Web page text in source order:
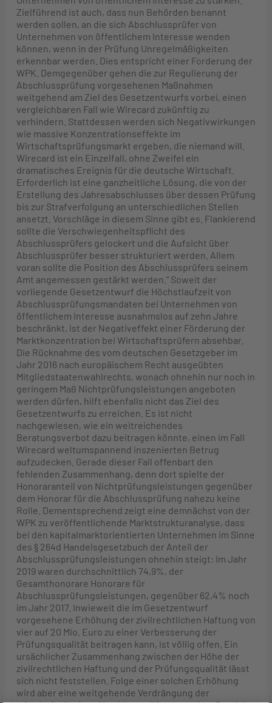
Zielführend ist auch, dass nun Behörden benannt
werden sollen, an die sich Abschlussprüfer von
Unternehmen von öffentlichem Interesse wenden
können, wenn in der Prüfung Unregelmäßigkeiten
erkennbar werden. Dies entspricht einer Forderung der
WPK. Demgegenüber gehen die zur Regulierung der
Abschlussprüfung vorgesehenen Maßnahmen
weitgehend am Ziel des Gesetzentwurfs vorbei, einen
vergleichbaren Fall wie Wirecard zukünftig zu
verhindern. Stattdessen werden sich Negativwirkungen
wie massive Konzentrationseffekte im
Wirtschaftsprüfungsmarkt ergeben, die niemand will.
Wirecard ist ein Einzelfall, ohne Zweifel ein
dramatisches Ereignis für die deutsche Wirtschaft.
Erforderlich ist eine ganzheitliche Lösung, die von der
Erstellung des Jahresabschlusses über dessen Prüfung
bis zur Strafverfolgung an unterschiedlichen Stellen
ansetzt. Vorschläge in diesem Sinne gibt es. Flankierend
sollte die Verschwiegenheitspflicht des
Abschlussprüfers gelockert und die Aufsicht über
Abschlussprüfer besser strukturiert werden. Allem
voran sollte die Position des Abschlussprüfers seinem
Amt angemessen gestärkt werden.“ Soweit der
vorliegende Gesetzentwurf die Höchstlaufzeit von
Abschlussprüfungsmandaten bei Unternehmen von
öffentlichem Interesse ausnahmslos auf zehn Jahre
beschränkt, ist der Negativeffekt einer Förderung der
Marktkonzentration bei Wirtschaftsprüfern absehbar.
Die Rücknahme des vom deutschen Gesetzgeber im
Jahr 2016 nach europäischem Recht ausgeübten
Mitgliedstaatenwahlrechts, wonach ohnehin nur noch in
geringem Maß Nichtprüfungsleistungen angeboten
werden dürfen, hilft ebenfalls nicht das Ziel des
Gesetzentwurfs zu erreichen. Es ist nicht
nachgewiesen, wie ein weitreichendes
Beratungsverbot dazu beitragen könnte, einen im Fall
Wirecard weltumspannend inszenierten Betrug
aufzudecken. Gerade dieser Fall offenbart den
fehlenden Zusammenhang, denn dort spielte der
Honoraranteil von Nichtprüfungsleistungen gegenüber
dem Honorar für die Abschlussprüfung nahezu keine
Rolle. Dementsprechend zeigt eine demnächst von der
WPK zu veröffentlichende Marktstrukturanalyse, dass
bei den kapitalmarktorientierten Unternehmen im Sinne
des § 264d Handelsgesetzbuch der Anteil der
Abschlussprüfungsleistungen ohnehin steigt: Im Jahr
2019 waren durchschnittlich 74,9%, der
Gesamthonorare Honorare für
Abschlussprüfungsleistungen, gegenüber 62,4% noch
im Jahr 2017. Inwieweit die im Gesetzentwurf
vorgesehene Erhöhung der zivilrechtlichen Haftung von
vier auf 20 Mio. Euro zu einer Verbesserung der
Prüfungsqualität beitragen kann, ist völlig offen. Ein
ursächlicher Zusammenhang zwischen der Höhe der
zivilrechtlichen Haftung und der Prüfungsqualität lässt
sich nicht feststellen. Folge einer solchen Erhöhung
wird aber eine weitgehende Verdrängung der